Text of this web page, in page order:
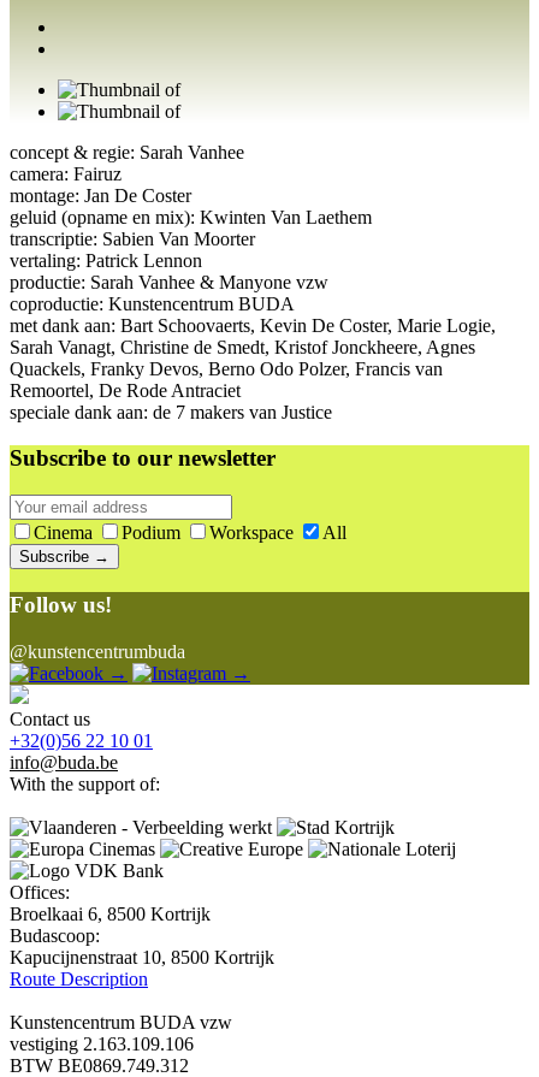
concept & regie: Sarah Vanhee
camera: Fairuz
montage: Jan De Coster
geluid (opname en mix): Kwinten Van Laethem
transcriptie: Sabien Van Moorter
vertaling: Patrick Lennon
productie: Sarah Vanhee & Manyone vzw
coproductie: Kunstencentrum BUDA
met dank aan: Bart Schoovaerts, Kevin De Coster, Marie Logie,
Sarah Vanagt, Christine de Smedt, Kristof Jonckheere, Agnes
Quackels, Franky Devos, Berno Odo Polzer, Francis van
Remoortel, De Rode Antraciet
speciale dank aan: de 7 makers van Justice
Subscribe to our newsletter
Cinema Podium Workspace All
Subscribe →
Follow us!
@kunstencentrumbuda
→
→
Contact us
+32(0)56 22 10 01
info@buda.be
With the support of:
Offices:
Broelkaai 6, 8500 Kortrijk
Budascoop:
Kapucijnenstraat 10, 8500 Kortrijk
Route Description
Kunstencentrum BUDA vzw
vestiging 2.163.109.106
BTW BE0869.749.312